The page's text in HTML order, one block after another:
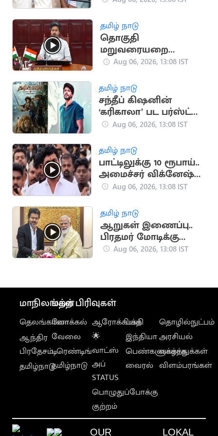
தமிழ் நாடு
தொகுதி
மறுவரையறை
விவகாரம்.. அனைத்து
விஜய் அழைப்பு
Aug 06, 2026, 13:08 IST
தமிழ் நாடு
சந்தீப் கிஷனின்
‘கரிகாலா’ பட பர்ஸ்ட்
லுக் வெளியீடு
Aug 06, 2026, 13:08 IST
தமிழ் நாடு
பாட்டிலுக்கு 10 ரூபாய்..
அமைச்சர் விக்னேஷ்
விளக்கம்
Aug 06, 2026, 13:08 IST
தமிழ் நாடு
ஆறுகள் இணைப்பு..
பிரதமர் மோடிக்கு
முதலமைச்சர் விஜய்
Aug 06, 2026, 13:08 IST
மாநிலங்கள்
தெலங்கானா
ஆந்திர
பிரதேசம்
தமிழ்நாடு
மற்ற பிரிவுகள்
லோக்கல்
வேலை
டிரெண்டிங்
தமிழ்நாடு
ஆரோக்கியம்
🌟
வாட்ஸ்
அப்
STATUS
பொழுதுப்போக்கு
குற்றம்
பக்தி
இந்தியா
பெண்களுக்காக
வைரல்
தொழில்நுட்பம்
அரசியல்
வாழ்த்துக்கள்
விளம்பரங்கள்
OUR LOKAL